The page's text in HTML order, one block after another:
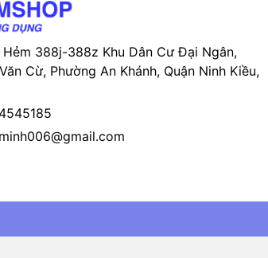
388j-388z Khu Dân Cư Đại Ngân,
Cừ, Phường An Khánh, Quận Ninh Kiều,